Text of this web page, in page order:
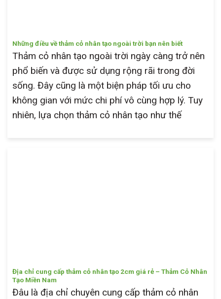
Những điều về thảm cỏ nhân tạo ngoài trời bạn nên biết
Thảm cỏ nhân tạo ngoài trời ngày càng trở nên
phổ biến và được sử dụng rộng rãi trong đời
sống. Đây cũng là một biện pháp tối ưu cho
không gian với mức chi phí vô cùng hợp lý. Tuy
nhiên, lựa chọn thảm cỏ nhân tạo như thế
Địa chỉ cung cấp thảm cỏ nhân tạo 2cm giá rẻ – Thảm Cỏ Nhân
Tạo Miền Nam
Đâu là địa chỉ chuyên cung cấp thảm cỏ nhân